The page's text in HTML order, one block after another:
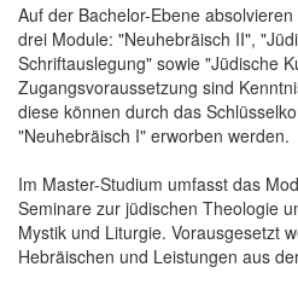
Auf der Bachelor-Ebene
drei Module: "Neuhebräisch II",
Schriftauslegung" sowie "Jüdische
Zugangsvoraussetzung sind
diese können durch das
"Neuhebräisch I" erworben werden.
Im Master-Studium umfasst das
Seminare zur jüdischen Theologie
Mystik und Liturgie. Vorausgesetzt
Hebräischen und Leistungen aus